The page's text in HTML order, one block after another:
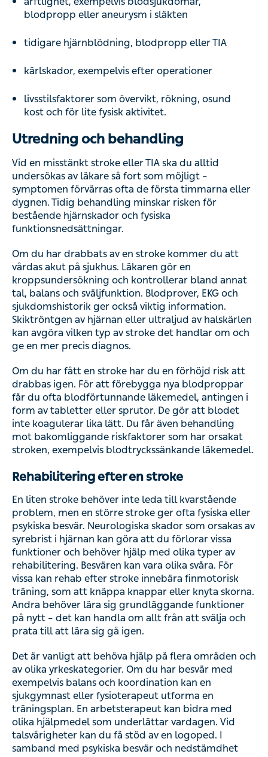
blodpropp eller aneurysm i släkten
tidigare hjärnblödning, blodpropp eller TIA
kärlskador, exempelvis efter operationer
livsstilsfaktorer som övervikt, rökning, osund
kost och för lite fysisk aktivitet.
Utredning och behandling
Vid en misstänkt stroke eller TIA ska du alltid
undersökas av läkare så fort som möjligt –
symptomen förvärras ofta de första timmarna eller
dygnen. Tidig behandling minskar risken för
bestående hjärnskador och fysiska
funktionsnedsättningar.
Om du har drabbats av en stroke kommer du att
vårdas akut på sjukhus. Läkaren gör en
kroppsundersökning och kontrollerar bland annat
tal, balans och sväljfunktion. Blodprover, EKG och
sjukdomshistorik ger också viktig information.
Skiktröntgen av hjärnan eller ultraljud av halskärlen
kan avgöra vilken typ av stroke det handlar om och
ge en mer precis diagnos.
Om du har fått en stroke har du en förhöjd risk att
drabbas igen. För att förebygga nya blodproppar
får du ofta blodförtunnande läkemedel, antingen i
form av tabletter eller sprutor. De gör att blodet
inte koagulerar lika lätt. Du får även behandling
mot bakomliggande riskfaktorer som har orsakat
stroken, exempelvis blodtryckssänkande läkemedel.
Rehabilitering efter en stroke
En liten stroke behöver inte leda till kvarstående
problem, men en större stroke ger ofta fysiska eller
psykiska besvär. Neurologiska skador som orsakas av
syrebrist i hjärnan kan göra att du förlorar vissa
funktioner och behöver hjälp med olika typer av
rehabilitering. Besvären kan vara olika svåra. För
vissa kan rehab efter stroke innebära finmotorisk
träning, som att knäppa knappar eller knyta skorna.
Andra behöver lära sig grundläggande funktioner
på nytt – det kan handla om allt från att svälja och
prata till att lära sig gå igen.
Det är vanligt att behöva hjälp på flera områden och
av olika yrkeskategorier. Om du har besvär med
exempelvis balans och koordination kan en
sjukgymnast eller fysioterapeut utforma en
träningsplan. En arbetsterapeut kan bidra med
olika hjälpmedel som underlättar vardagen. Vid
talsvårigheter kan du få stöd av en logoped. I
samband med psykiska besvär och nedstämdhet